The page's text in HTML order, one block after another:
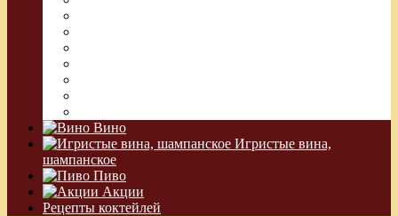
Вино
Игристые вина,
шампанское
Пиво
Акции
Рецепты коктейлей